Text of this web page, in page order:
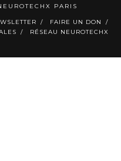
PARIS
FAIRE UN DON
RÉSEAU NEUROTECHX